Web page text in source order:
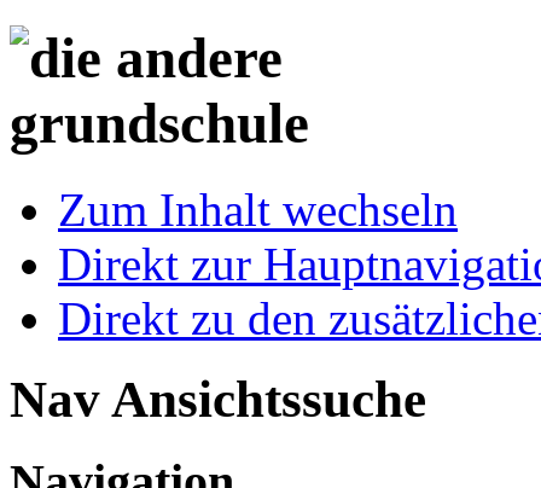
Zum Inhalt wechseln
Direkt zur
Direkt zu den
Nav Ansichtssuche